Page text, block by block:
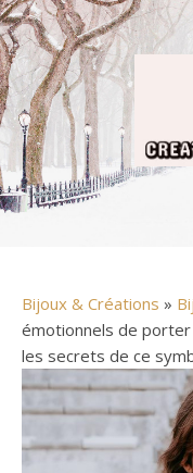
Bijoux & Créations »
émotionnels de
les secrets de ce